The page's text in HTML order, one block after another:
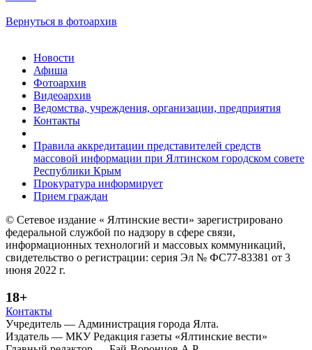
Вернуться в фотоархив
Новости
Афиша
Фотоархив
Видеоархив
Ведомства, учреждения, организации, предприятия
Контакты
Правила аккредитации представителей средств
массовой информации при Ялтинском городском совете
Республики Крым
Прокуратура информирует
Прием граждан
© Сетевое издание « Ялтинские вести» зарегистрировано
федеральной службой по надзору в сфере связи,
информационных технологий и массовых коммуникаций,
свидетельство о регистрации: серия Эл № ФС77-83381 от 3
июня 2022 г.
18+
Контакты
Учредитель — Администрация города Ялта.
Издатель — МКУ Редакция газеты «Ялтинские вести»